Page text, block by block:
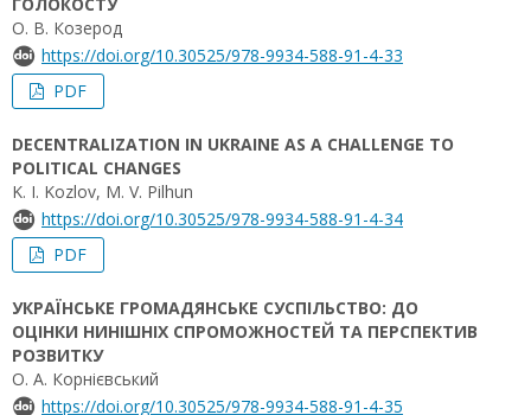
О. В. Козерод
https://doi.org/10.30525/978-9934-588-91-4-33
PDF
DECENTRALIZATION IN UKRAINE AS A CHALLENGE TO
POLITICAL CHANGES
K. I. Kozlov, M. V. Pilhun
https://doi.org/10.30525/978-9934-588-91-4-34
PDF
УКРАЇНСЬКЕ ГРОМАДЯНСЬКЕ СУСПІЛЬСТВО: ДО
ОЦІНКИ НИНІШНІХ СПРОМОЖНОСТЕЙ ТА ПЕРСПЕКТИВ
РОЗВИТКУ
О. А. Корнієвський
https://doi.org/10.30525/978-9934-588-91-4-35